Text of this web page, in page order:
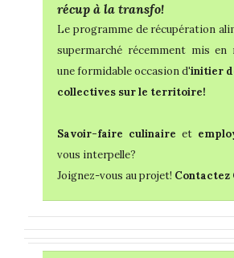
récup à la transfo!
Le programme de récupération
supermarché récemment mis en
une formidable occasion d'initier
collectives sur le territoire!
Savoir-faire culinaire et
vous interpelle?
Joignez-vous au projet! Contactez